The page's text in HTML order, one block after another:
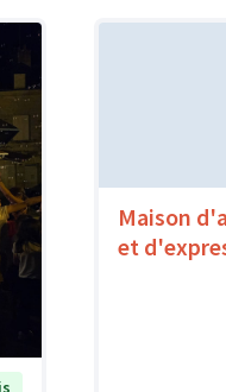
Maison
et